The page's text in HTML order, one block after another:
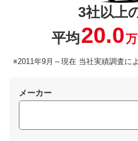
3社以上
平均20.0
※2011年9月～現在 当社実績調査に
メーカー